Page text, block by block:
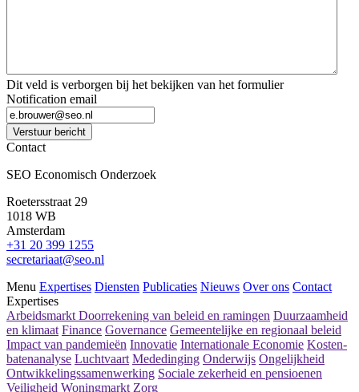
Dit veld is verborgen bij het bekijken van het formulier
Notification email
Verstuur bericht
Contact
SEO Economisch Onderzoek
Roetersstraat 29
1018 WB
Amsterdam
+31 20 399 1255
secretariaat@seo.nl
Menu Expertises Diensten Publicaties Nieuws Over ons Contact
Expertises
Arbeidsmarkt Doorrekening van beleid en ramingen Duurzaamheid
en klimaat Finance Governance Gemeentelijke en regionaal beleid
Impact van pandemieën Innovatie Internationale Economie Kosten-
batenanalyse Luchtvaart Mededinging Onderwijs Ongelijkheid
Ontwikkelingssamenwerking Sociale zekerheid en pensioenen
Veiligheid Woningmarkt Zorg